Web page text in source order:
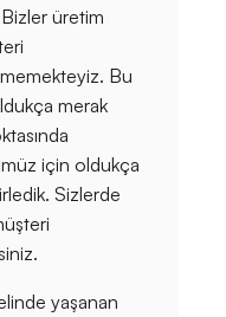
Bizler üretim
Bu
merak
için oldukça
Sizlerde
yaşanan